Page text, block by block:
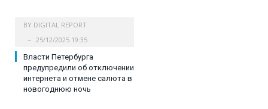
BY DIGITAL REPORT
25/12/2025 19:35
Власти Петербурга
предупредили об отключении
интернета и отмене салюта в
новогоднюю ночь